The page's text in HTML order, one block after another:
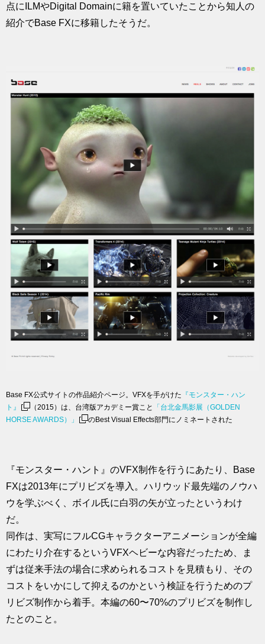
点にILMやDigital Domainに籍を置いていたことから知人の
紹介でBase FXに移籍したそうだ。
Base FX公式サイトの作品紹介ページ。VFXを手がけた 『モンスター・ハン
ト』
（2015）は、台湾版アカデミー賞こと
「台北金馬影展（GOLDEN
HORSE AWARDS）」
のBest Visual Effects部門にノミネートされた
『モンスター・ハント』のVFX制作を行うにあたり、Base
FXは2013年にプリビズを導入。ハリウッド最先端のノウハ
ウを学ぶべく、ボイル氏に白羽の矢が立ったというわけ
だ。
同作は、実写にフルCGキャラクターアニメーションが全編
にわたり介在するというVFXヘビーな内容だったため、ま
ずは従来手法の場合に求められるコストを見積もり、その
コストをいかにして抑えるのかという検証を行うためのプ
リビズ制作から着手。本編の60〜70%のプリビズを制作し
たとのこと。